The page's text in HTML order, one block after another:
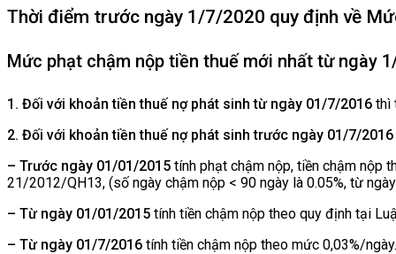
Thời điểm trước ngày 1/7/2020 quy định về
Mức phạt chậm nộp tiền thuế mới nhất từ ngày
1. Đối với khoản tiền thuế nợ phát sinh từ ngày 01/7/2016 thì
2. Đối với khoản tiền thuế nợ phát sinh trước ngày 01/7/2016
– Trước ngày 01/01/2015 tính phạt chậm nộp, tiền chậm nộp
21/2012/QH13, (số ngày chậm nộp < 90 ngày là 0.05%, từ
– Từ ngày 01/01/2015 tính tiền chậm nộp theo quy định tại
– Từ ngày 01/7/2016 tính tiền chậm nộp theo mức 0,03%/ngày.